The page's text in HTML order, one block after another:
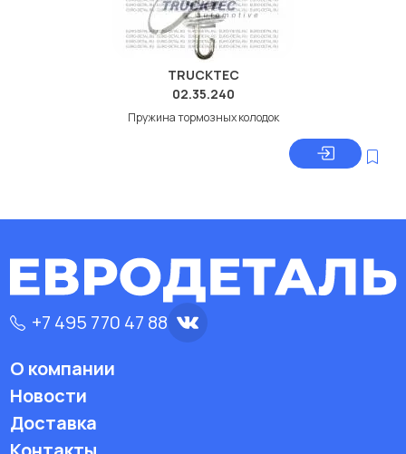
TRUCKTEC
02.35.240
Пружина тормозных колодок
+7 495 770 47 88
О компании
Новости
Доставка